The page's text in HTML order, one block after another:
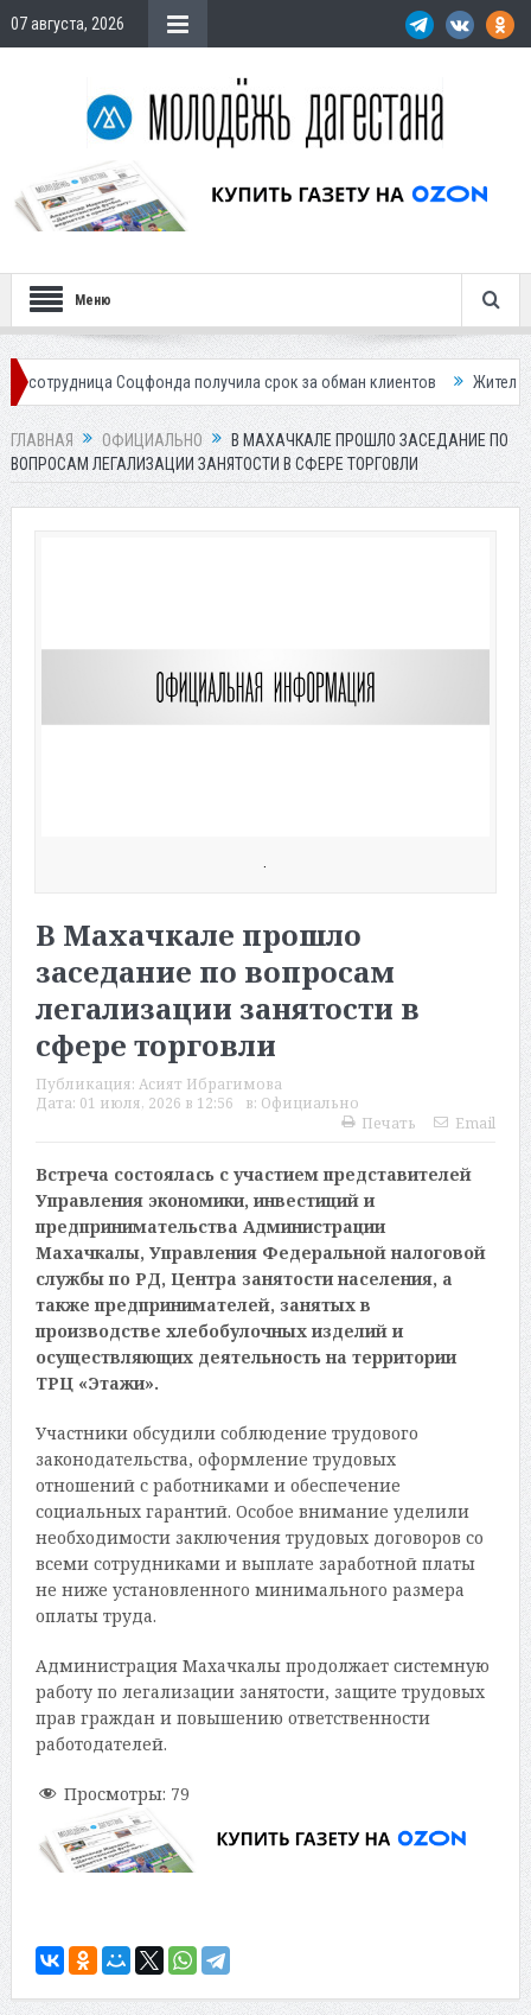
07 августа, 2026
Меню
Соцфонда получила срок за обман клиентов Жителей Дагестана
ГЛАВНАЯ ОФИЦИАЛЬНО
В МАХАЧКАЛЕ ПРОШЛО ЗАСЕДАНИЕ ПО
ВОПРОСАМ ЛЕГАЛИЗАЦИИ ЗАНЯТОСТИ В СФЕРЕ ТОРГОВЛИ
.
В Махачкале прошло
заседание по вопросам
легализации занятости в
сфере торговли
Публикация: Асият Ибрагимова
Дата: 01 июля, 2026 в 12:56 в: Официально
Печать
Email
Встреча состоялась с участием представителей
Управления экономики, инвестиций и
предпринимательства Администрации
Махачкалы, Управления Федеральной налоговой
службы по РД, Центра занятости населения, а
также предпринимателей, занятых в
производстве хлебобулочных изделий и
осуществляющих деятельность на территории
ТРЦ «Этажи».
Участники обсудили соблюдение трудового
законодательства, оформление трудовых
отношений с работниками и обеспечение
социальных гарантий. Особое внимание уделили
необходимости заключения трудовых договоров со
всеми сотрудниками и выплате заработной платы
не ниже установленного минимального размера
оплаты труда.
Администрация Махачкалы продолжает системную
работу по легализации занятости, защите трудовых
прав граждан и повышению ответственности
работодателей.
Просмотры: 79